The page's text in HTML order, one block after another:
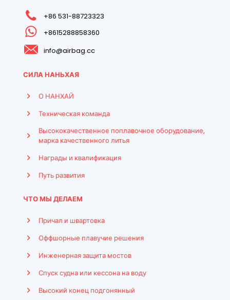
+86 531-88723323
+8615288858360
info@airbag.cc
СИЛА НАНЬХАЯ
О НАНХАЙ
Техническая команда
Высококачественное поплавочное оборудование,
марка качественного литья
Награды и квалификация
Путь развития
ЧТО МЫ ДЕЛАЕМ
Причал и швартовка
Оффшорные плавучие решения
Инженерная защита мостов
Спуск судна или кессона на воду
Высокий конец подгонянный